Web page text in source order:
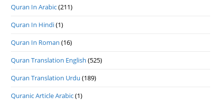
Quran In Arabic(211)
Quran In Hindi(1)
Quran In Roman (16)
Quran Translation English (525)
Quran Translation Urdu (189)
Quranic Article Arabic(1)